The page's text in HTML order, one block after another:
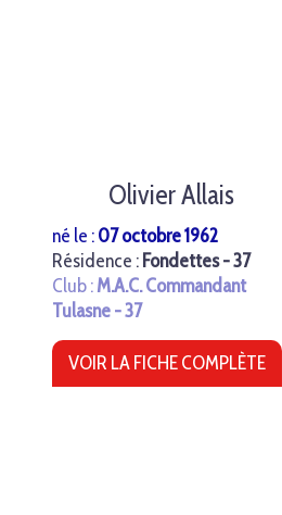
Olivier Allais
né le :07 octobre 1962
Résidence :Fondettes - 37
Club :M.A.C. Commandant
Tulasne - 37
VOIR LA FICHE COMPLÈTE